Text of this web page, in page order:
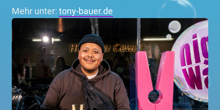
Mehr unter: tony-bauer.de